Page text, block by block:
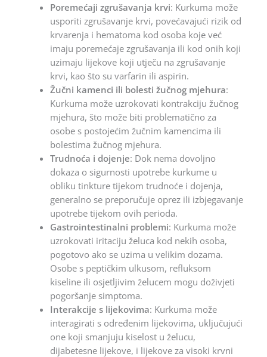
Poremećaji zgrušavanja krvi: Kurkuma može
usporiti zgrušavanje krvi, povećavajući rizik od
krvarenja i hematoma kod osoba koje već
imaju poremećaje zgrušavanja ili kod onih koji
uzimaju lijekove koji utječu na zgrušavanje
krvi, kao što su varfarin ili aspirin.
Žučni kamenci ili bolesti žučnog mjehura:
Kurkuma može uzrokovati kontrakciju žučnog
mjehura, što može biti problematično za
osobe s postojećim žučnim kamencima ili
bolestima žučnog mjehura.
Trudnoća i dojenje: Dok nema dovoljno
dokaza o sigurnosti upotrebe kurkume u
obliku tinkture tijekom trudnoće i dojenja,
generalno se preporučuje oprez ili izbjegavanje
upotrebe tijekom ovih perioda.
Gastrointestinalni problemi: Kurkuma može
uzrokovati iritaciju želuca kod nekih osoba,
pogotovo ako se uzima u velikim dozama.
Osobe s peptičkim ulkusom, refluksom
kiseline ili osjetljivim želucem mogu doživjeti
pogoršanje simptoma.
Interakcije s lijekovima: Kurkuma može
interagirati s određenim lijekovima, uključujući
one koji smanjuju kiselost u želucu,
dijabetesne lijekove, i lijekove za visoki krvni